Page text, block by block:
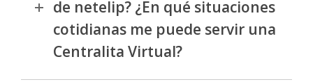
de netelip? ¿En qué situaciones
cotidianas me puede servir una
Centralita Virtual?